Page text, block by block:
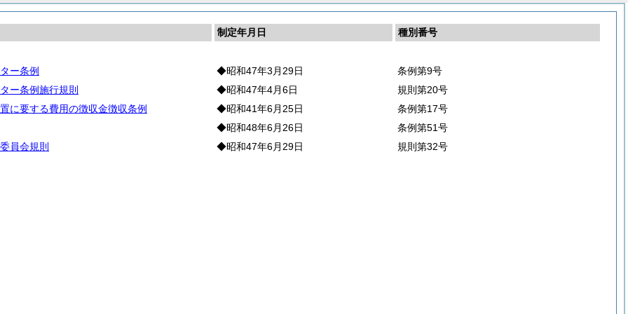
制定年月日 種別番号
ー条例 ◆昭和47年3月29日
条例第9号
ー条例施行規則
◆昭和47年4月6日
規則第20号
に要する費用の徴収金徴収条例
◆昭和41年6月25日
条例第17号
◆昭和48年6月26日
条例第51号
員会規則
◆昭和47年6月29日 規則第32号